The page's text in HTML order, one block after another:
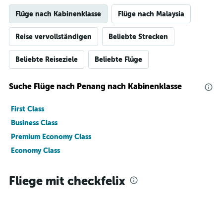
Flüge nach Kabinenklasse Flüge nach Malaysia
Reise vervollständigen Beliebte Strecken
Beliebte Reiseziele Beliebte Flüge
Suche Flüge nach Penang nach Kabinenklasse
First Class
Business Class
Premium Economy Class
Economy Class
Fliege mit checkfelix